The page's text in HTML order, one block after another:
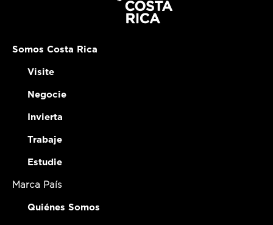
Somos Costa Rica
Visite
Negocie
Invierta
Trabaje
Estudie
Marca País
Quiénes Somos